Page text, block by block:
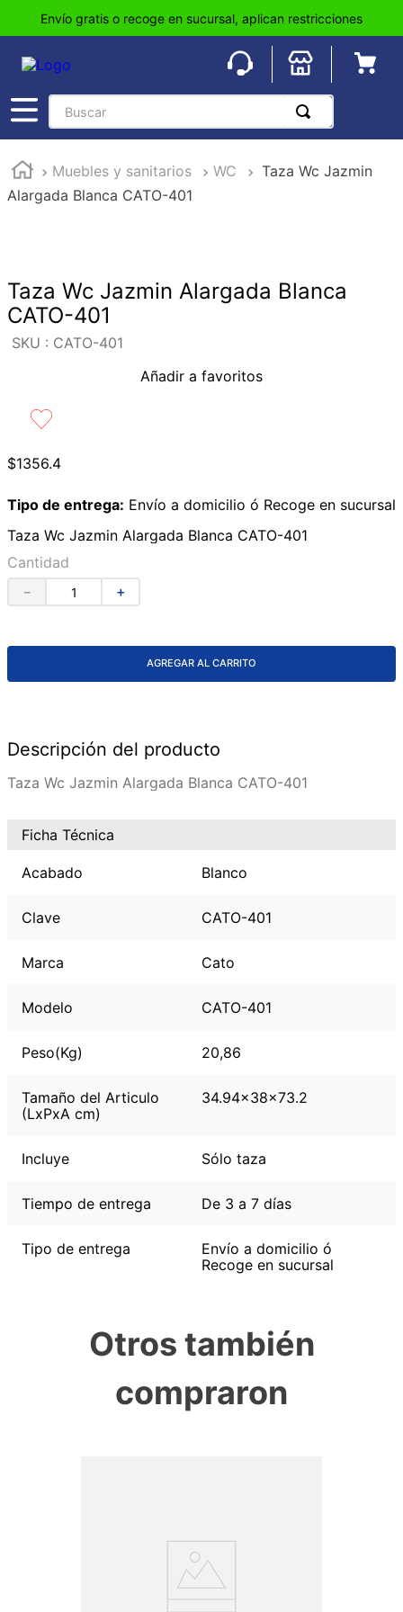
Envío gratis o recoge en sucursal, aplican restricciones
Buscar
Muebles y sanitarios WC
Taza Wc Jazmin
Alargada Blanca CATO-401
Taza Wc Jazmin Alargada Blanca
CATO-401
: CATO-401
Añadir a favoritos
$1356.4
Tipo de entrega: Envío a domicilio ó Recoge en sucursal
Taza Wc Jazmin Alargada Blanca CATO-401
Cantidad
＋
－
AGREGAR AL CARRITO
Descripción del producto
Taza Wc Jazmin Alargada Blanca CATO-401
Ficha Técnica
Acabado Blanco
Clave CATO-401
Marca Cato
Modelo CATO-401
Peso(Kg) 20,86
Tamaño del Articulo
(LxPxA cm)
34.94x38x73.2
Incluye Sólo taza
Tiempo de entrega De 3 a 7 días
Tipo de entrega
Envío a domicilio ó
Recoge en sucursal
Otros también
compraron
1.
pisos
2.
loseta
5.
lavabo